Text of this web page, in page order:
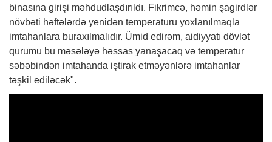
binasına girişi məhdudlaşdırıldı. Fikrimcə, həmin şagirdlər
növbəti həftələrdə yenidən temperaturu yoxlanılmaqla
imtahanlara buraxılmalıdır. Ümid edirəm, aidiyyatı dövlət
qurumu bu məsələyə həssas yanaşacaq və temperatur
səbəbindən imtahanda iştirak etməyənlərə imtahanlar
təşkil ediləcək".